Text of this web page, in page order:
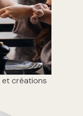
et créations